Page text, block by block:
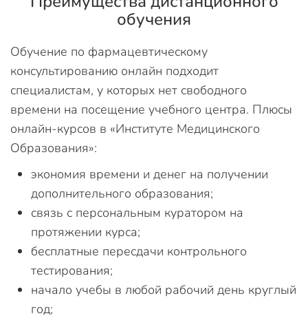
обучения
Обучение по фармацевтическому
консультированию онлайн подходит
специалистам, у которых нет свободного
времени на посещение учебного центра. Плюсы
онлайн-курсов в «Институте Медицинского
Образования»:
экономия времени и денег на получении
дополнительного образования;
связь с персональным куратором на
протяжении курса;
бесплатные пересдачи контрольного
тестирования;
начало учебы в любой рабочий день круглый
год;